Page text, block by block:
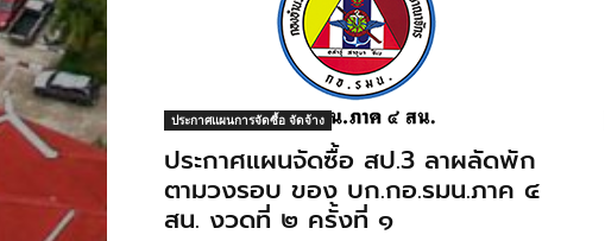
ประกาศแผนการจัดซื้อ จัดจ้าง
ประกาศแผนจัดซื้อ สป.3 ลาผลัดพัก
ตามวงรอบ ของ บก.กอ.รมน.ภาค ๔
สน. งวดที่ ๒ ครั้งที่ ๑